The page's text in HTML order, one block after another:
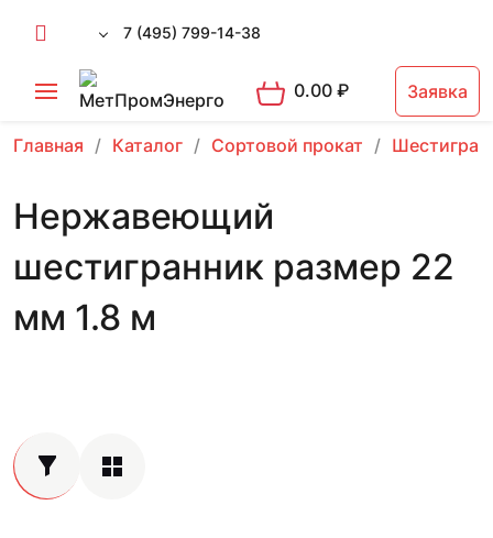
7 (495) 799-14-38
0.00₽ Заявка
Главная Каталог Сортовой прокат
Нержавеющий
шестигранник размер 22
мм 1.8 м